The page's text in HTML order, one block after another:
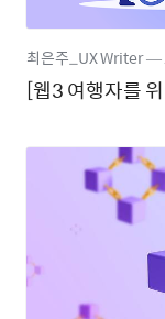
[웹3 여행자를
최은주_UX Writer―